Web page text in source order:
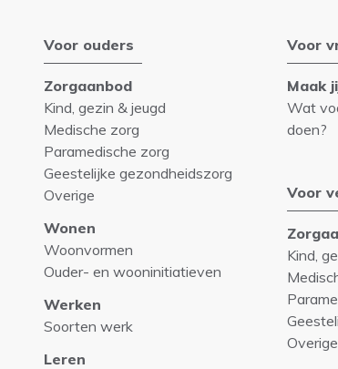
Voor ouders
Zorgaanbod
Kind, gezin & jeugd
Medische zorg
Paramedische zorg
Geestelijke gezondheidszorg
Overige
Wonen
Woonvormen
Ouder- en wooninitiatieven
Werken
Soorten werk
Leren
Voor
Maak
Wat
doen?
Voor
Kind,
Overige